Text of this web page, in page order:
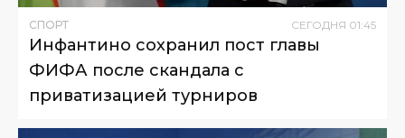
СПОРТ СЕГОДНЯ 01:45
Инфантино сохранил пост главы
ФИФА после скандала с
приватизацией турниров